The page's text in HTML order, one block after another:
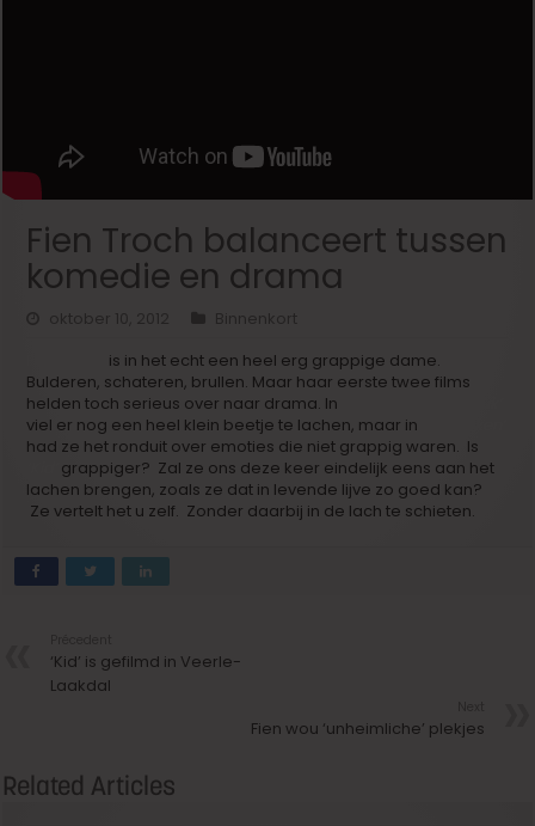
Fien Troch balanceert tussen
komedie en drama
oktober 10, 2012
Binnenkort
is in het echt een heel erg grappige dame.
Bulderen, schateren, brullen. Maar haar eerste twee films
helden toch serieus over naar drama. In
viel er nog een heel klein beetje te lachen, maar in
had ze het ronduit over emoties die niet grappig waren. Is
grappiger? Zal ze ons deze keer eindelijk eens aan het
lachen brengen, zoals ze dat in levende lijve zo goed kan?
Ze vertelt het u zelf. Zonder daarbij in de lach te schieten.
‘Kid’ is gefilmd in Veerle-
Laakdal
Fien wou ‘unheimliche’ plekjes
Related Articles